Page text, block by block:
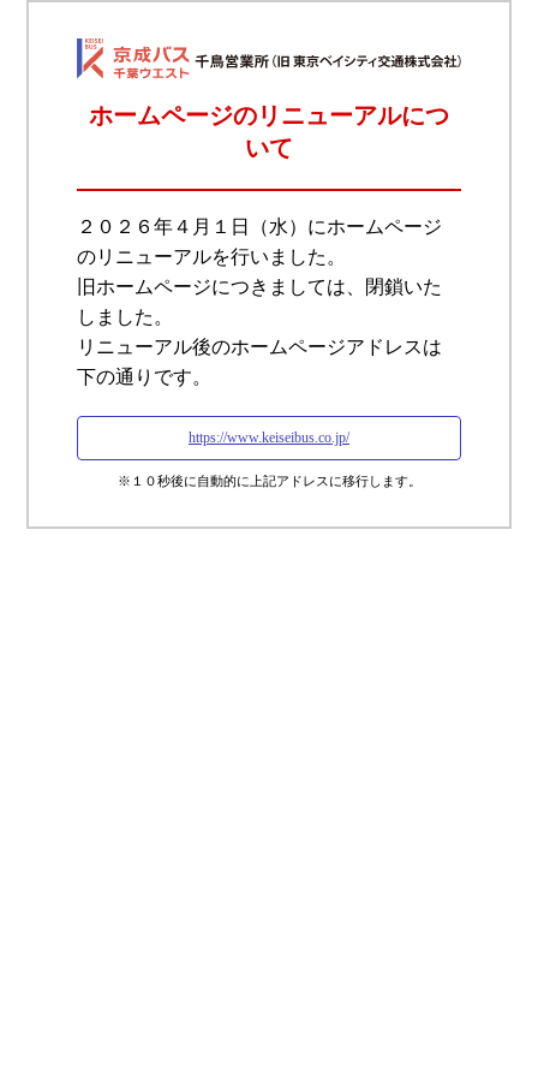
ホームページのリニューアルにつ
いて
２０２６年４月１日（水）にホームページ
のリニューアルを行いました。
旧ホームページにつきましては、閉鎖いた
しました。
リニューアル後のホームページアドレスは
下の通りです。
https://www.keiseibus.co.jp/
※１０秒後に自動的に上記アドレスに移行します。